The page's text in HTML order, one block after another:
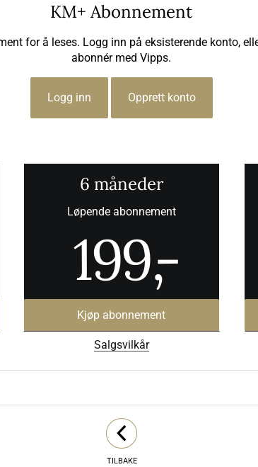
KM+ Abonnement
for å leses. Logg inn på eksisterende konto,
abonnér med Vipps.
Logg inn Opprett konto
6 måneder
Løpende abonnement
199,-
Kjøp abonnement
Salgsvilkår
TILBAKE